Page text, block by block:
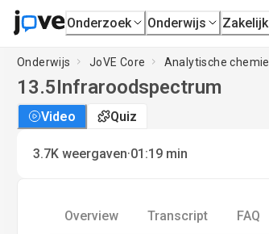
Onderzoek Onderwijs Zakelijk
Onderwijs JoVE Core Analytische chemie
13.5Infraroodspectrum
Video Quiz
3.7K weergaven·01:19 min
Overview Transcript FAQ